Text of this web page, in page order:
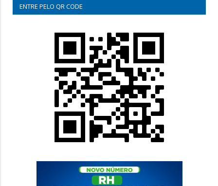
ENTRE PELO QR CODE